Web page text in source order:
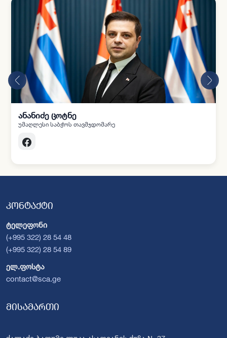
ანანიძე ცოტნე
უმაღლესი საბჭოს თავმჯდომარე
კონტაქტი
ტელეფონი
(+995 322) 28 54 48
(+995 322) 28 54 89
ელ.ფოსტა
contact@sca.ge
მისამართი